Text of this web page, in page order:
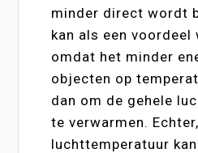
minder direct wordt
kan als een voordeel
omdat het minder
objecten op
dan om de gehele
te verwarmen.
luchttemperatuur